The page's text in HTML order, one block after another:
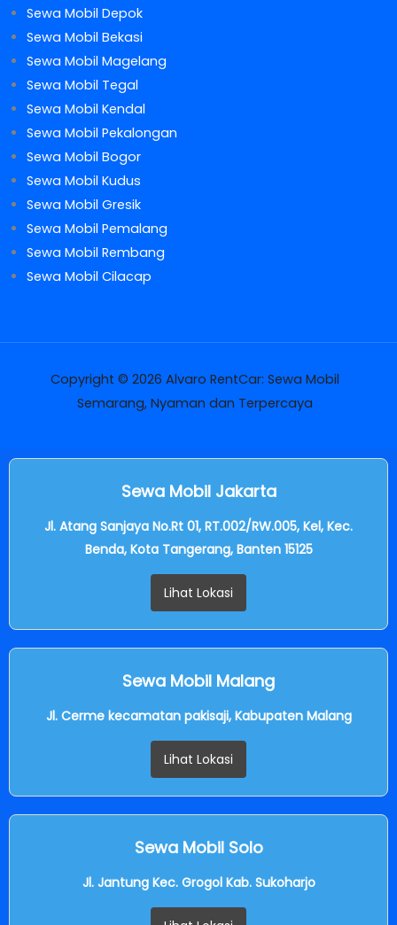
Sewa Mobil Depok
Sewa Mobil Bekasi
Sewa Mobil Magelang
Sewa Mobil Tegal
Sewa Mobil Kendal
Sewa Mobil Pekalongan
Sewa Mobil Bogor
Sewa Mobil Kudus
Sewa Mobil Gresik
Sewa Mobil Pemalang
Sewa Mobil Rembang
Sewa Mobil Cilacap
Copyright © 2026 Alvaro RentCar: Sewa Mobil
Semarang, Nyaman dan Terpercaya
Sewa Mobil Jakarta
Jl. Atang Sanjaya No.Rt 01, RT.002/RW.005, Kel, Kec.
Benda, Kota Tangerang, Banten 15125
Lihat Lokasi
Sewa Mobil Malang
Jl. Cerme kecamatan pakisaji, Kabupaten Malang
Lihat Lokasi
Sewa Mobil Solo
Jl. Jantung Kec. Grogol Kab. Sukoharjo